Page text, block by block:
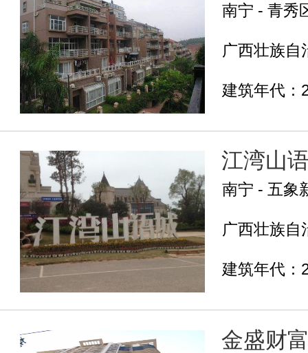
南宁 - 青秀
广西壮族自
建筑年代：
江湾山
南宁 - 五象
广西壮族自
建筑年代：
金盛财